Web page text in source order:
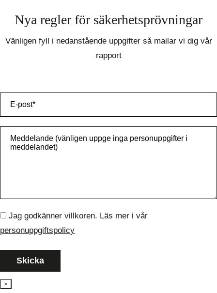
Nya regler för säkerhetsprövningar
Vänligen fyll i nedanstående uppgifter så mailar vi dig vår
rapport
Jag godkänner villkoren. Läs mer i vår
personuppgiftspolicy
×